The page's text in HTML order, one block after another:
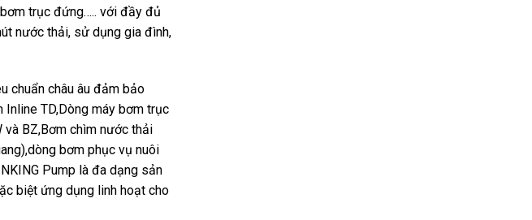
trục đứng….. với đầy đủ
nước thải, sử dụng gia đình,
chuẩn châu âu đảm bảo
TD,Dòng máy bơm trục
và BZ,Bơm chìm nước thải
bơm phục vụ nuôi
Pump là đa dạng sản
biệt ứng dụng linh hoạt cho